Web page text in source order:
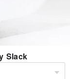
Slack